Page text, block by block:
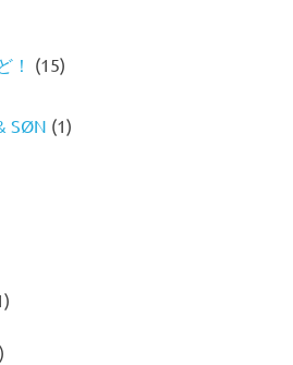
！
(15)
SØN (1)